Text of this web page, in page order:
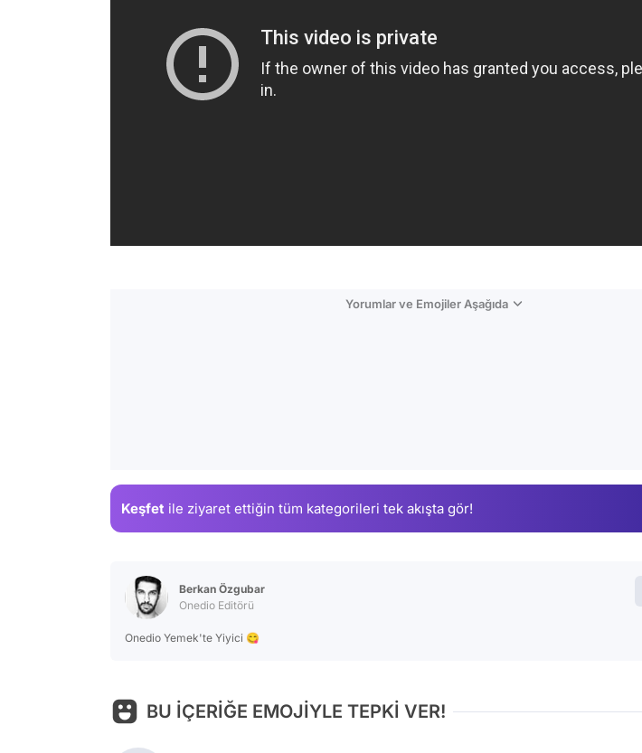
Yorumlar ve Emojiler Aşağıda
Keşfet ile ziyaret ettiğin tüm kategorileri tek akışta gör!
Berkan Özgubar
Onedio Editörü
Onedio Yemek'te Yiyici 😋
BU İÇERİĞE EMOJİYLE TEPKİ VER!